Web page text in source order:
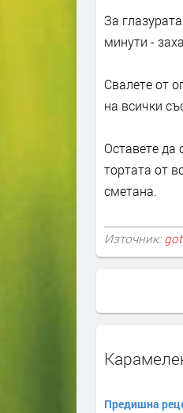
За
минути -
Свалете от
на всички
Оставете да
тортата от
сметана.
Източник:
Предишна